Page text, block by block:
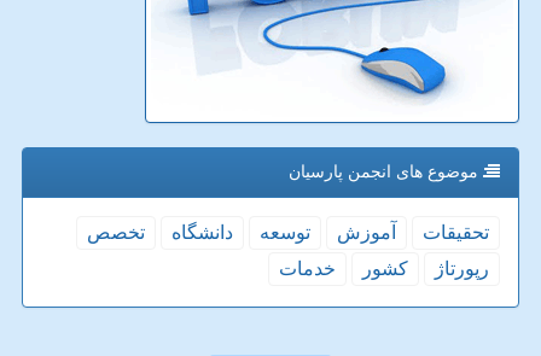
موضوع های انجمن پارسیان
تحقیقات آموزش توسعه دانشگاه
تخصص
رپورتاژ
كشور خدمات